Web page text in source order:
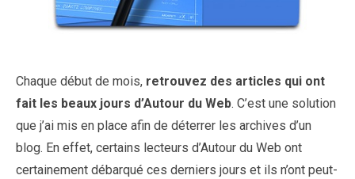
Chaque début de mois, retrouvez des articles qui ont
fait les beaux jours d’Autour du Web. C’est une solution
que j’ai mis en place afin de déterrer les archives d’un
blog. En effet, certains lecteurs d’Autour du Web ont
certainement débarqué ces derniers jours et ils n’ont peut-